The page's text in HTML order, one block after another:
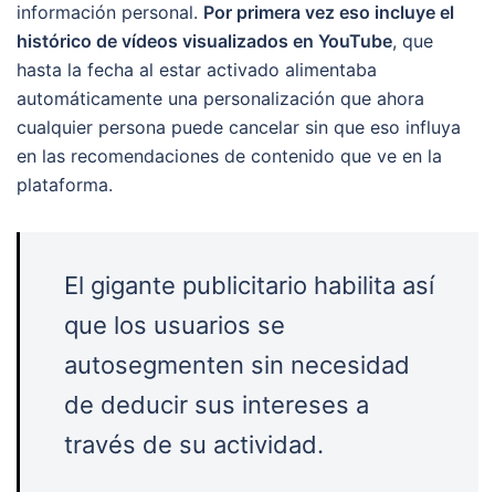
información personal. Por primera vez eso incluye el
histórico de vídeos visualizados en YouTube, que
hasta la fecha al estar activado alimentaba
automáticamente una personalización que ahora
cualquier persona puede cancelar sin que eso influya
en las recomendaciones de contenido que ve en la
plataforma.
El gigante publicitario habilita así
que los usuarios se
autosegmenten sin necesidad
de deducir sus intereses a
través de su actividad.